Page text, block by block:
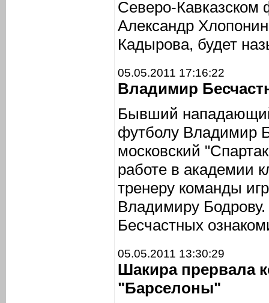
Северо-Кавказском
Александр
Кадырова, будет
05.05.2011 17:16:22
Владимир
Бывший
футболу Владимир
московский
работе в академии
тренеру команды
Владимиру
Бесчастных
05.05.2011 13:30:29
Шакира прервала
"Барселоны"